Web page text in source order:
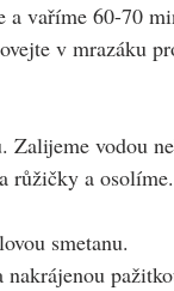
a vaříme 60-70
v mrazáku
Zalijeme vodou
růžičky a
smetanu.